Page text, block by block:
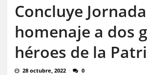
Concluye
homenaje a dos
héroes de la
28 octubre, 2022 0